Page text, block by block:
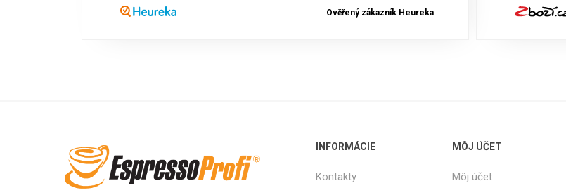
Ověřený zákazník Heureka
INFORMÁCIE
Kontakty
MÔJ ÚČET
Môj účet